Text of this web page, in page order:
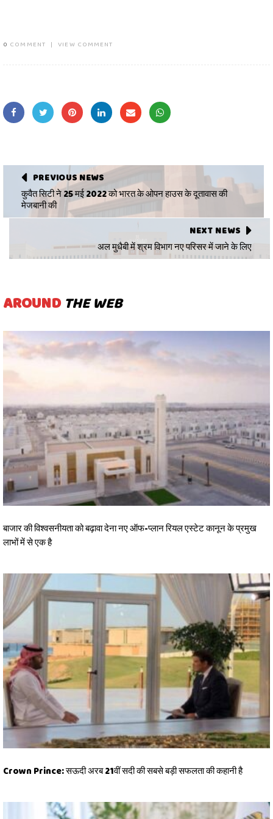
0 COMMENT | VIEW COMMENT
PREVIOUS NEWS
कुवैत सिटी ने 25 मई 2022 को भारत के ओपन हाउस के दूतावास की
मेजबानी की
NEXT NEWS
अल मुधैबी में श्रम विभाग नए परिसर में जाने के लिए
AROUND THE WEB
बाजार की विश्वसनीयता को बढ़ावा देना नए ऑफ-प्लान रियल एस्टेट कानून के प्रमुख
लाभों में से एक है
Crown Prince: सऊदी अरब 21वीं सदी की सबसे बड़ी सफलता की कहानी है